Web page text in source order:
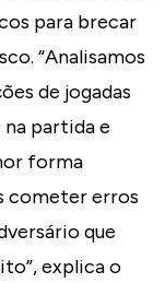
para brecar
“Analisamos
de jogadas
partida e
forma
cometer erros
que
explica o